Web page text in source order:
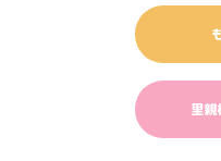
里